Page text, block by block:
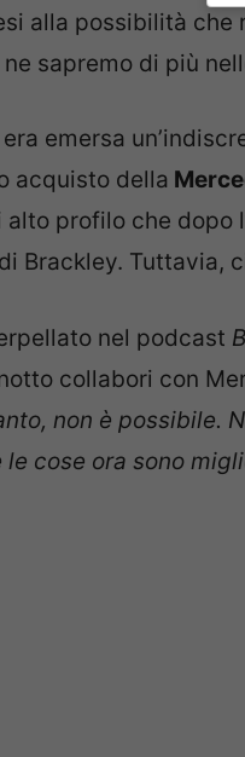
alla possibilità che
sapremo di più
emersa
acquisto della
profilo che dopo
Brackley. Tuttavia,
nel podcast
collabori con
non è possibile.
le cose ora sono